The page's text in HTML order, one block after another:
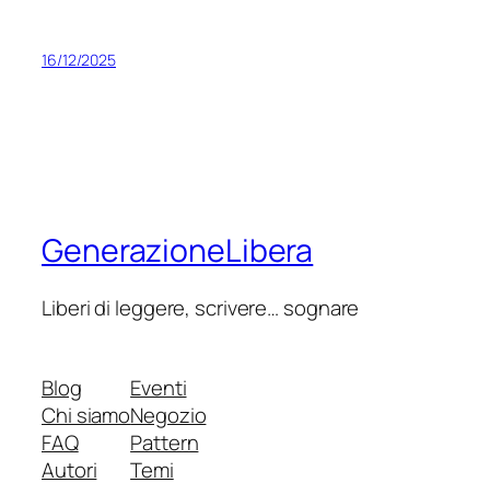
16/12/2025
GenerazioneLibera
Liberi di leggere, scrivere… sognare
Blog
Chi siamo
FAQ
Autori
Eventi
Negozio
Pattern
Temi